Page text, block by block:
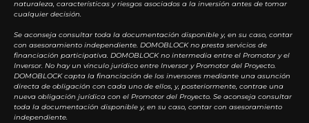
naturaleza, características y riesgos asociados a la inversión antes de tomar
cualquier decisión.
Se aconseja consultar toda la documentación disponible y, en su caso, contar
con asesoramiento independiente. DOMOBLOCK no presta servicios de
financiación participativa. DOMOBLOCK no intermedia entre el Promotor y el
Inversor. No hay un vínculo jurídico entre Inversor y Promotor del Proyecto.
DOMOBLOCK capta la financiación de los inversores mediante una asunción
directa de obligación con cada uno de ellos, y, posteriormente, contrae una
nueva obligación jurídica con el Promotor del Proyecto. Se aconseja consultar
toda la documentación disponible y, en su caso, contar con asesoramiento
independiente.